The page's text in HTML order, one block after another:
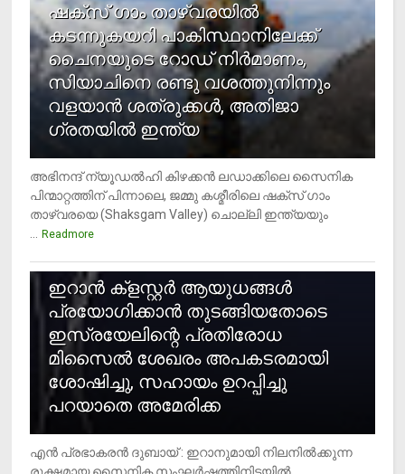
ഷക്സ് ​ഗാം താഴ്‌വരയിൽ
കടന്നുകയറി പാകിസ്ഥാനിലേക്ക്
ചൈനയുടെ റോഡ് നിർമാണം,
സിയാചിനെ രണ്ടു വശത്തുനിന്നും
വളയാൻ ശത്രുക്കൾ, അതിജാ​
ഗ്രതയിൽ ഇന്ത്യ
അഭിനന്ദ് ന്യൂഡൽഹി കിഴക്കൻ ലഡാക്കിലെ സൈനിക
പിന്മാറ്റത്തിന് പിന്നാലെ, ജമ്മു കശ്മീരിലെ ഷക്സ് ​ഗാം
താഴ്‌വരയെ (Shaksgam Valley) ചൊല്ലി ഇന്ത്യയും
... Readmore
ഇറാന്‍ ക്‌ളസ്റ്റര്‍ ആയുധങ്ങള്‍
പ്രയോഗിക്കാന്‍ തുടങ്ങിയതോടെ
ഇസ്രയേലിന്റെ പ്രതിരോധ
മിസൈല്‍ ശേഖരം അപകടരമായി
ശോഷിച്ചു, സഹായം ഉറപ്പിച്ചു
പറയാതെ അമേരിക്ക
എന്‍ പ്രഭാകരന്‍ ദുബായ് : ഇറാനുമായി നിലനില്‍ക്കുന്ന